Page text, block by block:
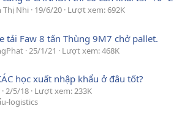
Thị Nhi 19/6/20 Lượt xem: 692K
tải Faw 8 tấn Thùng 9M7 chở pallet.
25/1/21
Lượt xem: 468K
học xuất nhập khẩu ở đâu tốt?
2/5/18 Lượt xem: 233K
logistics